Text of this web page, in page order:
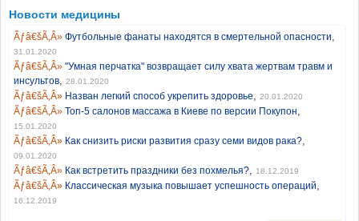
Новости медицины
Футбольные фанаты находятся в смертельной опасности,
31.01.2020
"Умная перчатка" возвращает силу хвата жертвам травм и
инсультов, 28.01.2020
Назван легкий способ укрепить здоровье, 20.01.2020
Топ-5 салонов массажа в Киеве по версии Покупон,
15.01.2020
Как снизить риски развития сразу семи видов рака?,
09.01.2020
Как встретить праздники без похмелья?, 18.12.2019
Классическая музыка повышает успешность операций,
16.12.2019